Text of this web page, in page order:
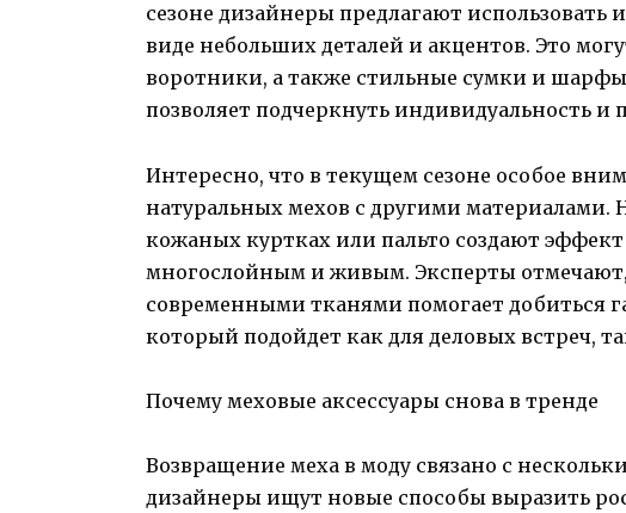
сезоне дизайнеры предлагают использовать
виде небольших деталей и акцентов. Это
воротники, а также стильные сумки и
позволяет подчеркнуть индивидуальность и
Интересно, что в текущем сезоне особое
натуральных мехов с другими материалами.
кожаных куртках или пальто создают
многослойным и живым. Эксперты отмечают,
современными тканями помогает добиться
который подойдет как для деловых встреч,
Почему меховые аксессуары снова в тренде
Возвращение меха в моду связано с
дизайнеры ищут новые способы выразить